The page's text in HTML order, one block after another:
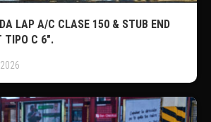
LAP A/C CLASE 150 & STUB END
TIPO C 6″.